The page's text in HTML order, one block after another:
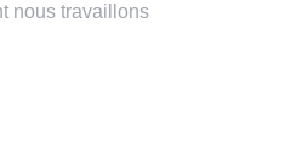
nous travaillons